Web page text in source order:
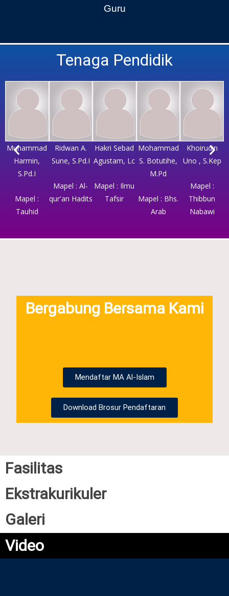
Guru
Tenaga Pendidik
Muhammad
Harmin,
S.Pd.I
Mapel :
Tauhid
Ridwan A.
Sune, S.Pd.I
Mapel : Al-
qur'an Hadits
Hakri Sebad
Agustam, Lc
Mapel : Ilmu
Tafsir
Mohammad
S. Botutihe,
M.Pd
Mapel : Bhs.
Arab
Khoirudin
Uno , S.Kep
Mapel :
Thibbun
Nabawi
Bergabung Bersama Kami
Mendaftar MA Al-Islam
Download Brosur Pendaftaran
Fasilitas
Ekstrakurikuler
Galeri
Video